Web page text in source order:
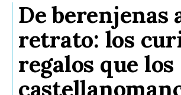
De berenjenas
retrato: los
regalos que los